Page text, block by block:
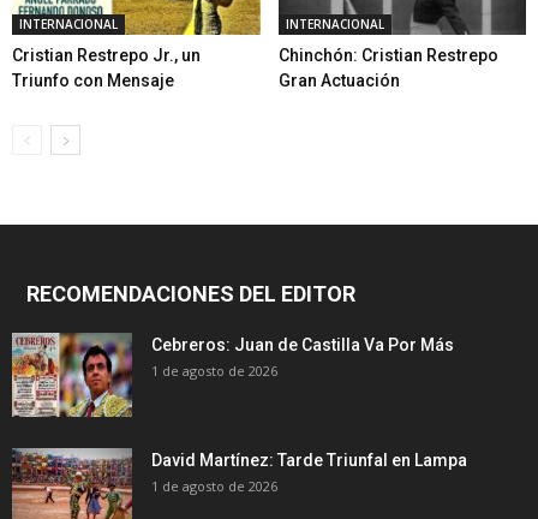
INTERNACIONAL
Cristian Restrepo Jr., un
Triunfo con Mensaje
INTERNACIONAL
Chinchón: Cristian Restrepo
Gran Actuación
RECOMENDACIONES DEL EDITOR
Cebreros: Juan de Castilla Va Por Más
1 de agosto de 2026
David Martínez: Tarde Triunfal en Lampa
1 de agosto de 2026